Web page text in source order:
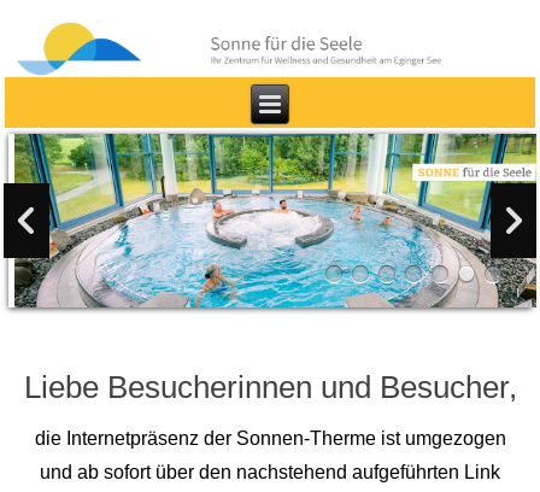
Liebe Besucherinnen und Besucher,
die Internetpräsenz der Sonnen-Therme ist umgezogen
und ab sofort über den nachstehend aufgeführten Link